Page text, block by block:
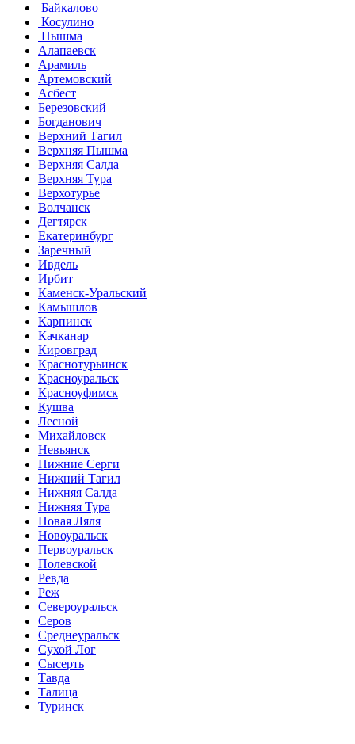
Байкалово
Косулино
Пышма
Алапаевск
Арамиль
Артемовский
Асбест
Березовский
Богданович
Верхний Тагил
Верхняя Пышма
Верхняя Салда
Верхняя Тура
Верхотурье
Волчанск
Дегтярск
Екатеринбург
Заречный
Ивдель
Ирбит
Каменск-Уральский
Камышлов
Карпинск
Качканар
Кировград
Краснотурьинск
Красноуральск
Красноуфимск
Кушва
Лесной
Михайловск
Невьянск
Нижние Серги
Нижний Тагил
Нижняя Салда
Нижняя Тура
Новая Ляля
Новоуральск
Первоуральск
Полевской
Ревда
Реж
Североуральск
Серов
Среднеуральск
Сухой Лог
Сысерть
Тавда
Талица
Туринск